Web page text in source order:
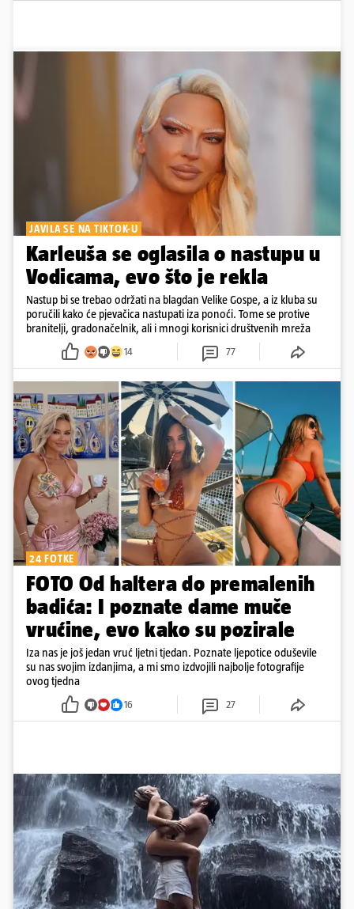
JAVILA SE NA TIKTOK-U
Karleuša se oglasila o nastupu u
Vodicama, evo što je rekla
Nastup bi se trebao održati na blagdan Velike Gospe, a iz kluba su
poručili kako će pjevačica nastupati iza ponoći. Tome se protive
branitelji, gradonačelnik, ali i mnogi korisnici društvenih mreža
14 77
24 FOTKE
FOTO Od haltera do premalenih
badića: I poznate dame muče
vrućine, evo kako su pozirale
Iza nas je još jedan vruć ljetni tjedan. Poznate ljepotice oduševile
su nas svojim izdanjima, a mi smo izdvojili najbolje fotografije
ovog tjedna
16 27